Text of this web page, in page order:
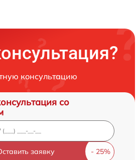
консультацию
со
заявку